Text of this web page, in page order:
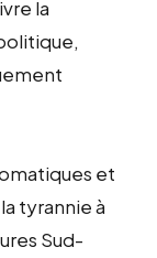
la
et
tyrannie à
Sud-